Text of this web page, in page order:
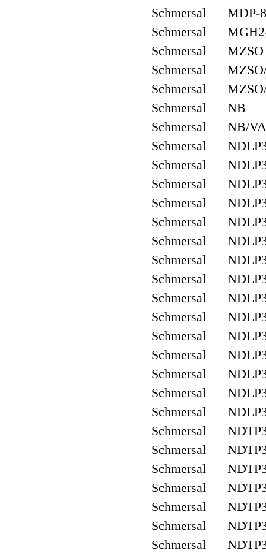
Schmersal MDP-
Schmersal
Schmersal MZSO
Schmersal
Schmersal
Schmersal NB
Schmersal NB/VA
Schmersal
Schmersal
Schmersal
Schmersal
Schmersal
Schmersal
Schmersal
Schmersal
Schmersal
Schmersal
Schmersal
Schmersal
Schmersal
Schmersal
Schmersal
Schmersal
Schmersal
Schmersal
Schmersal
Schmersal
Schmersal
Schmersal